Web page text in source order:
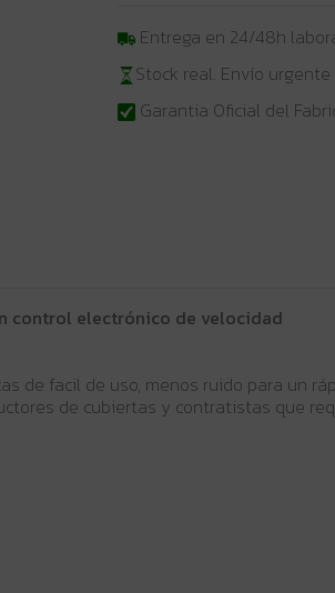
Entrega en 24/48h
Stock real. Envío
Garantia Oficial del
control electrónico de velocidad
de facil de uso, menos ruido para un
de cubiertas y contratistas que